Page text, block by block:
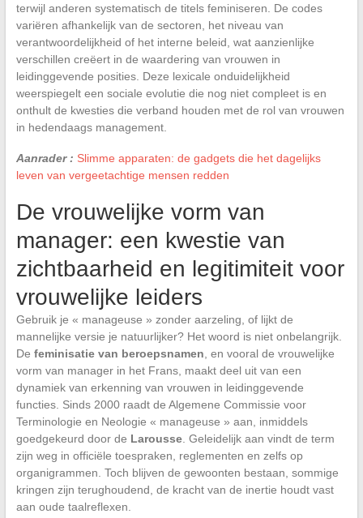
terwijl anderen systematisch de titels feminiseren. De codes
variëren afhankelijk van de sectoren, het niveau van
verantwoordelijkheid of het interne beleid, wat aanzienlijke
verschillen creëert in de waardering van vrouwen in
leidinggevende posities. Deze lexicale onduidelijkheid
weerspiegelt een sociale evolutie die nog niet compleet is en
onthult de kwesties die verband houden met de rol van vrouwen
in hedendaags management.
Aanrader : Slimme apparaten: de gadgets die het dagelijks
leven van vergeetachtige mensen redden
De vrouwelijke vorm van
manager: een kwestie van
zichtbaarheid en legitimiteit voor
vrouwelijke leiders
Gebruik je « manageuse » zonder aarzeling, of lijkt de
mannelijke versie je natuurlijker? Het woord is niet onbelangrijk.
De feminisatie van beroepsnamen , en vooral de vrouwelijke
vorm van manager in het Frans, maakt deel uit van een
dynamiek van erkenning van vrouwen in leidinggevende
functies. Sinds 2000 raadt de Algemene Commissie voor
Terminologie en Neologie « manageuse » aan, inmiddels
goedgekeurd door de Larousse. Geleidelijk aan vindt de term
zijn weg in officiële toespraken, reglementen en zelfs op
organigrammen. Toch blijven de gewoonten bestaan, sommige
kringen zijn terughoudend, de kracht van de inertie houdt vast
aan oude taalreflexen.